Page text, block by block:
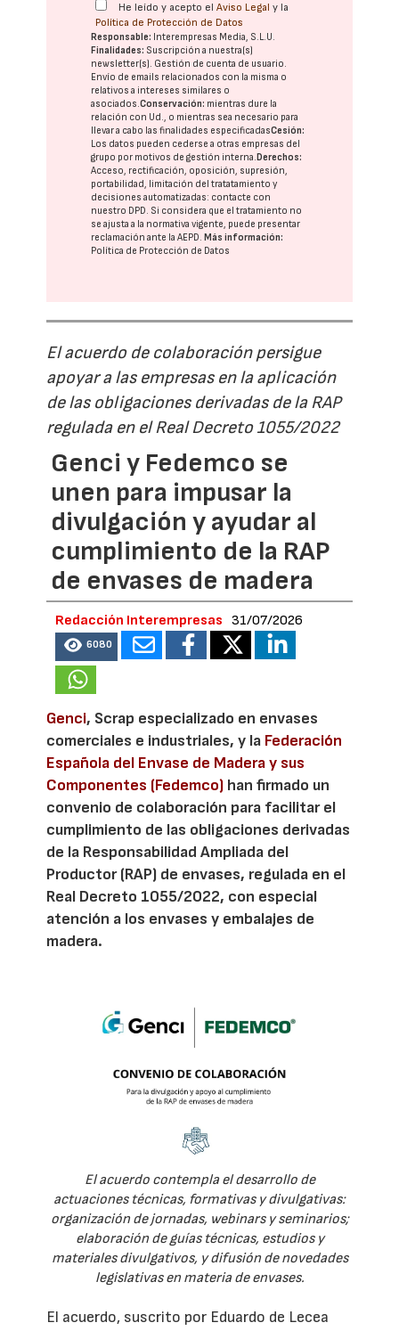
He leído y acepto elAviso Legal y la
Política de Protección de Datos
Responsable: Interempresas Media, S.L.U.
Finalidades: Suscripción a nuestra(s)
newsletter(s). Gestión de cuenta de usuario.
Envío de emails relacionados con la misma o
relativos a intereses similares o
asociados.Conservación: mientras dure la
relación con Ud., o mientras sea necesario para
llevar a cabo las finalidades especificadasCesión:
Los datos pueden cederse a otras empresas del
grupo por motivos de gestión interna. Derechos:
Acceso, rectificación, oposición, supresión,
portabilidad, limitación del tratatamiento y
decisiones automatizadas: contacte con
nuestro DPD. Si considera que el tratamiento no
se ajusta a la normativa vigente, puede presentar
reclamación ante laAEPD. Más información:
Política de Protección de Datos
El acuerdo de colaboración persigue
apoyar a las empresas en la aplicación
de las obligaciones derivadas de la RAP
regulada en el Real Decreto 1055/2022
Genci y Fedemco se
unen para impusar la
divulgación y ayudar al
cumplimiento de la RAP
de envases de madera
Redacción Interempresas 31/07/2026
6080
Genci, Scrap especializado en envases
comerciales e industriales, y la Federación
Española del Envase de Madera y sus
Componentes (Fedemco) han firmado un
convenio de colaboración para facilitar el
cumplimiento de las obligaciones derivadas
de la Responsabilidad Ampliada del
Productor (RAP) de envases, regulada en el
Real Decreto 1055/2022, con especial
atención a los envases y embalajes de
madera.
El acuerdo contempla el desarrollo de
actuaciones técnicas, formativas y divulgativas:
organización de jornadas, webinars y seminarios;
elaboración de guías técnicas, estudios y
materiales divulgativos, y difusión de novedades
legislativas en materia de envases.
El acuerdo, suscrito por Eduardo de Lecea